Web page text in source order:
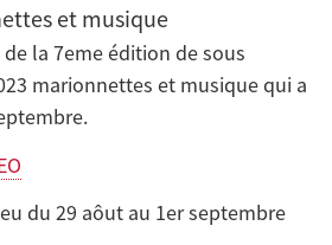
et musique
la 7eme édition de sous
marionnettes et musique qui a
du 29 aôut au 1er septembre